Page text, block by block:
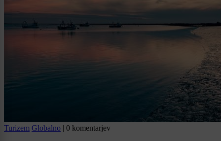
Turizem Globalno | 0 komentarjev